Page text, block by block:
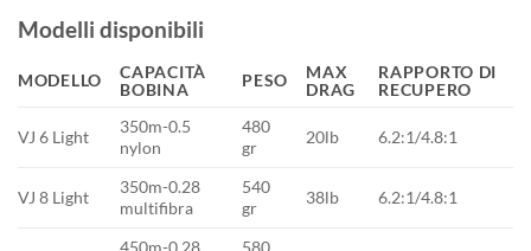
Modelli disponibili
MODELLO
CAPACITÀ
BOBINA
PESO
MAX
DRAG
RAPPORTO DI
RECUPERO
VJ 6 Light
350m-0.5
nylon
480
gr
20lb 6.2:1/4.8:1
VJ 8 Light
350m-0.28
multifibra
540
gr
38lb 6.2:1/4.8:1